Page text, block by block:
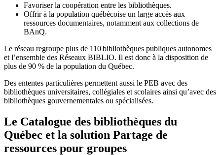
Favoriser la coopération entre les bibliothèques.
Offrir à la population québécoise un large accès aux
ressources documentaires, notamment aux collections de
BAnQ.
Le réseau regroupe plus de 110bibliothèques publiques autonomes
et l’ensemble des Réseaux BIBLIO. Il est donc à la disposition de
plus de 90 % de la population du Québec.
Des ententes particulières permettent aussi le PEB avec des
bibliothèques universitaires, collégiales et scolaires ainsi qu’avec des
bibliothèques gouvernementales ou spécialisées.
Le Catalogue des bibliothèques du
Québec et la solution Partage de
ressources pour groupes